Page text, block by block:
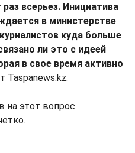
всерьез. Инициатива
в министерстве
куда больше
ли это с идеей
в свое время активно
Taspanews.kz.
на этот вопрос